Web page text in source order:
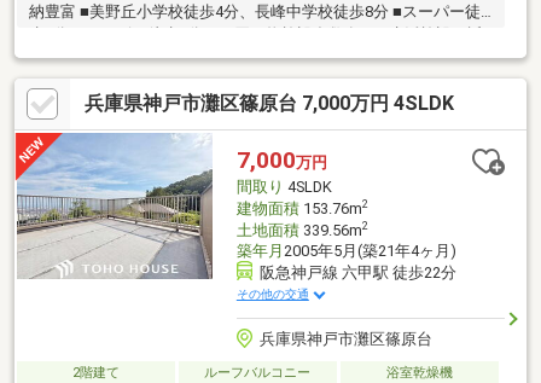
納豊富 ■美野丘小学校徒歩4分、長峰中学校徒歩8分 ■スーパー徒
隣にあり大変便利な立地■閑静な住宅街中古の戸建て物件のご紹
介です。すぐに入居できるので、お待ちいただくことはありませ
ん。物件の向きは南向きです。建物面積103.68平米で広々してい
る物件です。12帖以上あるLDKで、家事をしながらも家族との時
間を楽しめます。こちらの物件はいかがでしょうか。価格は980
万円です。3面採光なので風の通り道があり空気が気持ちいいで
す。
兵庫県神戸市灘区篠原台 7,000万円 4SLDK
7,000万円
間取り 4SLDK
建物面積153.76m2
土地面積339.56m2
築年月 2005年5月(築21年4ヶ月)
阪急神戸線 六甲駅 徒歩22分
その他の交通
兵庫県神戸市灘区篠原台
2階建て ルーフバルコニー
浴室乾燥機